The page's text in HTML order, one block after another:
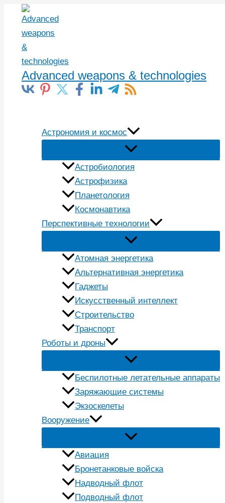
Перейти
содержимому
Advanced weapons & technologies
Астрономия и космос
Астробиология
Астрофизика
Планетология
Космонавтика
Перспективные технологии
Атомная энергетика
Альтернативная энергетика
Гаджеты
Искусственный интеллект
Строительство
Транспорт
Роботы и дроны
Беспилотные летательные аппараты
Заряжающие системы
Экзоскелеты
Вооружение
Авиация
Бронетанковые войска
Надводный флот
Подводный флот